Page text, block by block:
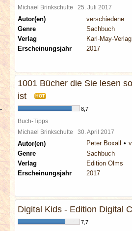
Michael Brinkschulte 25. Juli 2017
Autor(en)
verschiedene
Genre
Sachbuch
Verlag
Karl-May-Verlag
Erscheinungsjahr
2017
1001 Bücher die Sie lesen
ist
HOT
8,7
Buch-Tipps
Michael Brinkschulte 30. April 2017
Autor(en) Peter Boxall
Genre
Sachbuch
Verlag
Edition Olms
Erscheinungsjahr
2017
Digital Kids - Edition Digital
7,7